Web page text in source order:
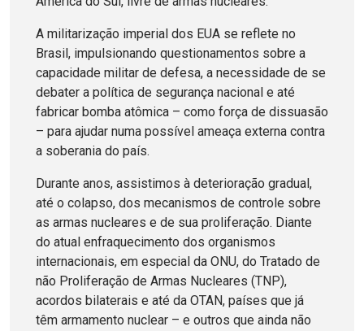
A militarização imperial dos EUA se reflete no
Brasil, impulsionando questionamentos sobre a
capacidade militar de defesa, a necessidade de se
debater a política de segurança nacional e até
fabricar bomba atômica – como força de dissuasão
– para ajudar numa possível ameaça externa contra
a soberania do país.
Durante anos, assistimos à deterioração gradual,
até o colapso, dos mecanismos de controle sobre
as armas nucleares e de sua proliferação. Diante
do atual enfraquecimento dos organismos
internacionais, em especial da ONU, do Tratado de
não Proliferação de Armas Nucleares (TNP),
acordos bilaterais e até da OTAN, países que já
têm armamento nuclear – e outros que ainda não